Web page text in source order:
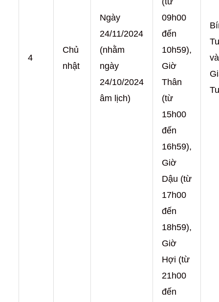
4
Chủ
nhật
Ngày
24/11/2024
(nhằm
ngày
24/10/2024
âm lịch)
09h00
đến
10h59),
Giờ
Thân
(từ
15h00
đến
16h59),
Giờ
Dậu (từ
17h00
đến
18h59),
Giờ
Hợi (từ
21h00
đến
và